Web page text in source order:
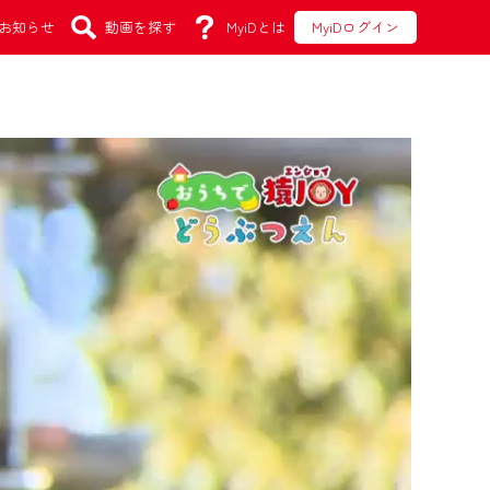
知らせ 動画を探す MyiDとは MyiDログイン